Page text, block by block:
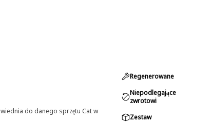
do danego sprzętu Cat w
Regenerowane
Niepodlegające
zwrotowi
Zestaw